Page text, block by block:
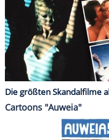
Die größten Skandalfilme
Cartoons "Auweia"